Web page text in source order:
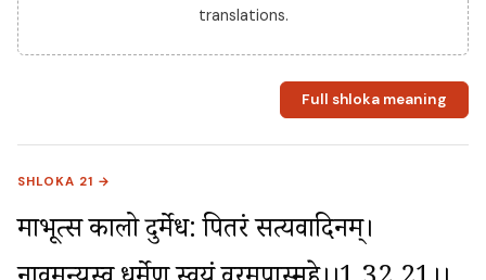
translations.
Full shloka meaning
SHLOKA 21 →
माभूत्स कालो दुर्मेध: पितरं सत्यवादिनम्।